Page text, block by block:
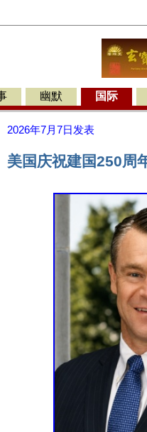
幽默 国际
2026年7月7日 发表
美国庆祝建国250周